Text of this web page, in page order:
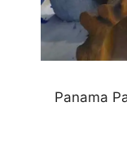
Panama